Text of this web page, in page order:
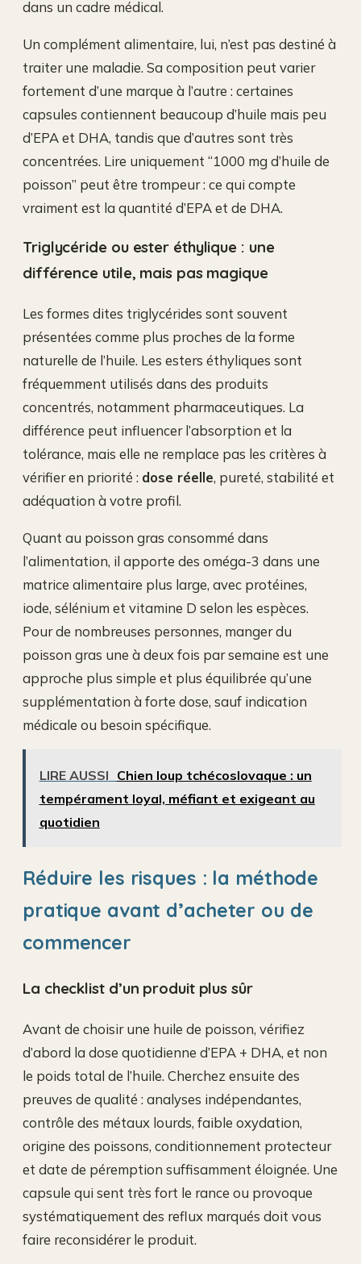
dans un cadre médical.
Un complément alimentaire, lui, n’est pas destiné à
traiter une maladie. Sa composition peut varier
fortement d’une marque à l’autre : certaines
capsules contiennent beaucoup d’huile mais peu
d’EPA et DHA, tandis que d’autres sont très
concentrées. Lire uniquement “1000 mg d’huile de
poisson” peut être trompeur : ce qui compte
vraiment est la quantité d’EPA et de DHA.
Triglycéride ou ester éthylique : une
différence utile, mais pas magique
Les formes dites triglycérides sont souvent
présentées comme plus proches de la forme
naturelle de l’huile. Les esters éthyliques sont
fréquemment utilisés dans des produits
concentrés, notamment pharmaceutiques. La
différence peut influencer l’absorption et la
tolérance, mais elle ne remplace pas les critères à
vérifier en priorité : dose réelle, pureté, stabilité et
adéquation à votre profil.
Quant au poisson gras consommé dans
l’alimentation, il apporte des oméga-3 dans une
matrice alimentaire plus large, avec protéines,
iode, sélénium et vitamine D selon les espèces.
Pour de nombreuses personnes, manger du
poisson gras une à deux fois par semaine est une
approche plus simple et plus équilibrée qu’une
supplémentation à forte dose, sauf indication
médicale ou besoin spécifique.
LIRE AUSSI Chien loup tchécoslovaque : un
tempérament loyal, méfiant et exigeant au
quotidien
Réduire les risques : la méthode
pratique avant d’acheter ou de
commencer
La checklist d’un produit plus sûr
Avant de choisir une huile de poisson, vérifiez
d’abord la dose quotidienne d’EPA + DHA, et non
le poids total de l’huile. Cherchez ensuite des
preuves de qualité : analyses indépendantes,
contrôle des métaux lourds, faible oxydation,
origine des poissons, conditionnement protecteur
et date de péremption suffisamment éloignée. Une
capsule qui sent très fort le rance ou provoque
systématiquement des reflux marqués doit vous
faire reconsidérer le produit.